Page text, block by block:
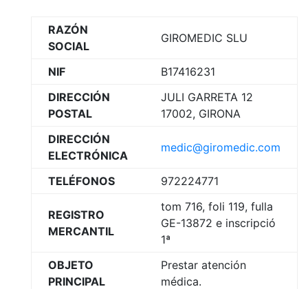
RAZÓN
SOCIAL
GIROMEDIC SLU
NIF
B17416231
DIRECCIÓN
POSTAL
JULI GARRETA 12
17002, GIRONA
DIRECCIÓN
ELECTRÓNICA
medic@giromedic.com
TELÉFONOS 972224771
REGISTRO
MERCANTIL
tom 716, foli 119, fulla
GE-13872 e inscripció
1ª
OBJETO
PRINCIPAL
Prestar atención
médica.